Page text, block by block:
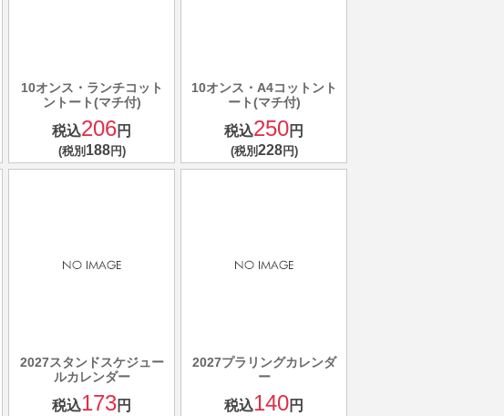
10オンス・ランチコット
ントート(マチ付)
税込206円
(税別188円)
10オンス・A4コットント
ート(マチ付)
税込250円
(税別228円)
2027スタンドスケジュー
ルカレンダー
税込173円
2027プラリングカレンダ
ー
税込140円